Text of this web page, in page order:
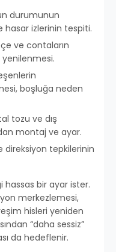
durumunun
hasar izlerinin tespiti.
ve contaların
boşluğa neden
tozu ve dış
montaj ve ayar.
direksiyon tepkilerinin
hassas bir ayar ister.
merkezlemesi,
hisleri yeniden
“daha sessiz”
da hedeflenir.